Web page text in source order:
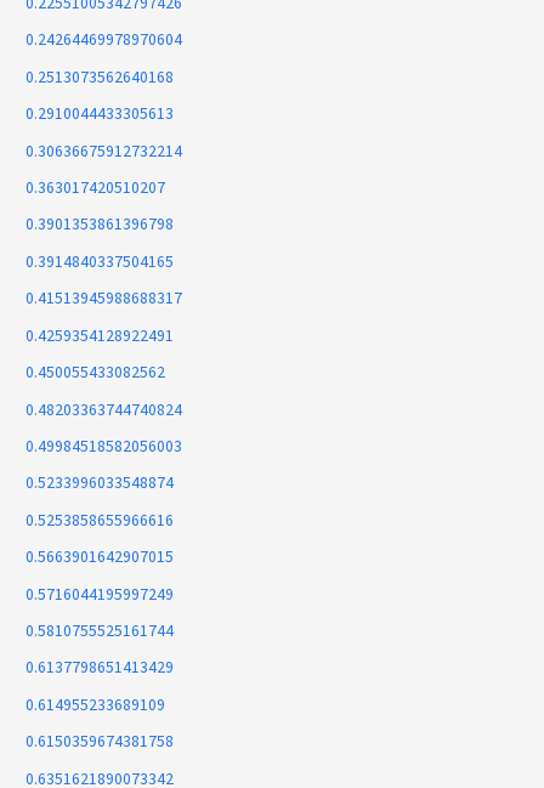
0.24264469978970604
0.2513073562640168
0.2910044433305613
0.30636675912732214
0.363017420510207
0.3901353861396798
0.3914840337504165
0.41513945988688317
0.4259354128922491
0.450055433082562
0.48203363744740824
0.49984518582056003
0.5233996033548874
0.5253858655966616
0.5663901642907015
0.5716044195997249
0.5810755525161744
0.6137798651413429
0.614955233689109
0.6150359674381758
0.6351621890073342